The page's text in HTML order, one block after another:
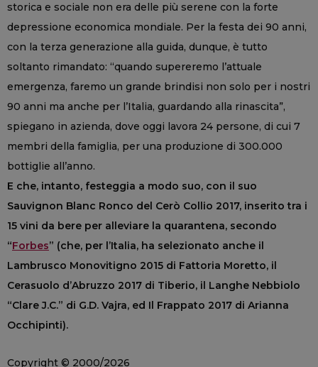
storica e sociale non era delle più serene con la forte
depressione economica mondiale. Per la festa dei 90 anni,
con la terza generazione alla guida, dunque, è tutto
soltanto rimandato: “quando supereremo l’attuale
emergenza, faremo un grande brindisi non solo per i nostri
90 anni ma anche per l’Italia, guardando alla rinascita”,
spiegano in azienda, dove oggi lavora 24 persone, di cui 7
membri della famiglia, per una produzione di 300.000
bottiglie all’anno.
E che, intanto, festeggia a modo suo, con il suo
Sauvignon Blanc Ronco del Cerò Collio 2017, inserito tra i
15 vini da bere per alleviare la quarantena, secondo
“Forbes” (che, per l’Italia, ha selezionato anche il
Lambrusco Monovitigno 2015 di Fattoria Moretto, il
Cerasuolo d’Abruzzo 2017 di Tiberio, il Langhe Nebbiolo
“Clare J.C.” di G.D. Vajra, ed Il Frappato 2017 di Arianna
Occhipinti).
Copyright © 2000/2026